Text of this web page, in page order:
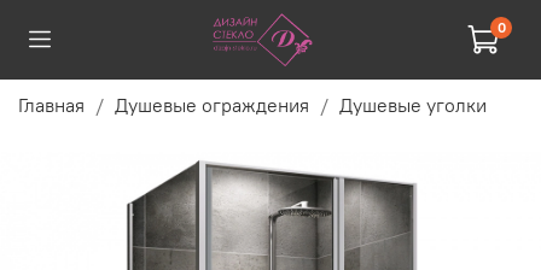
0
Главная Душевые ограждения Душевые уголки